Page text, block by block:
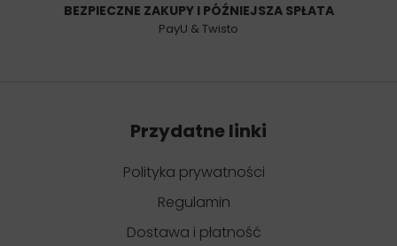
BEZPIECZNE ZAKUPY I PÓŹNIEJSZA SPŁATA
PayU & Twisto
Przydatne linki
Polityka prywatności
Regulamin
Dostawa i płatność